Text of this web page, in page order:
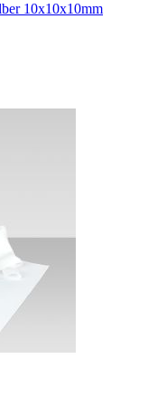
10x10x10mm